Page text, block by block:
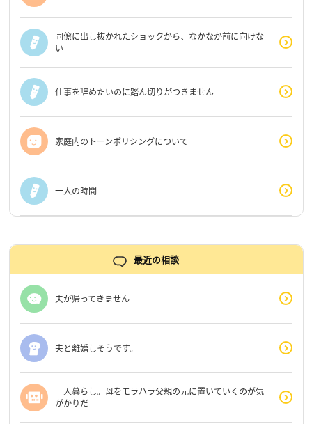
同僚に出し抜かれたショックから、なかなか前に向けな
い
仕事を辞めたいのに踏ん切りがつきません
家庭内のトーンポリシングについて
一人の時間
最近の相談
夫が帰ってきません
夫と離婚しそうです。
一人暮らし。母をモラハラ父親の元に置いていくのが気
がかりだ